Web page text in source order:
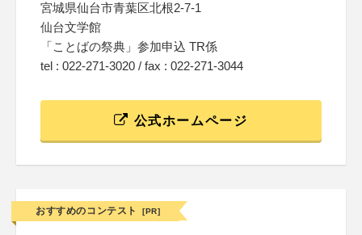
宮城県仙台市青葉区北根2-7-1
仙台文学館
「ことばの祭典」参加申込 TR係
tel : 022-271-3020 / fax : 022-271-3044
公式ホームページ
おすすめのコンテスト [PR]